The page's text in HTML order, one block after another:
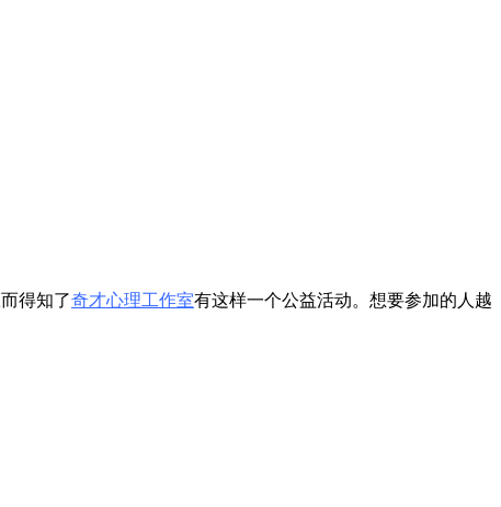
得知了奇才心理工作室有这样一个公益活动。想要参加的人越